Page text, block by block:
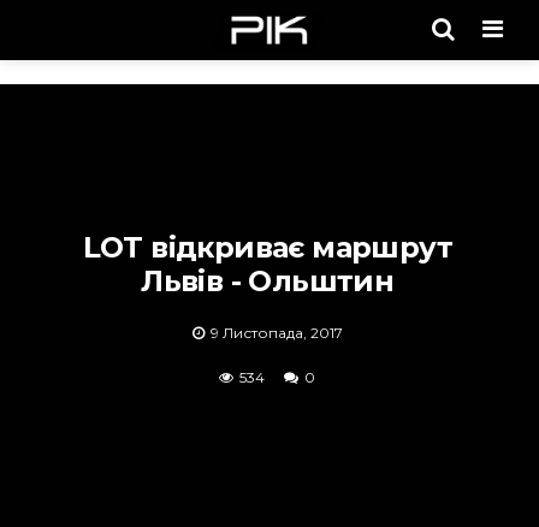
LOT відкриває маршрут
Львів - Ольштин
9 Листопада, 2017
534 0